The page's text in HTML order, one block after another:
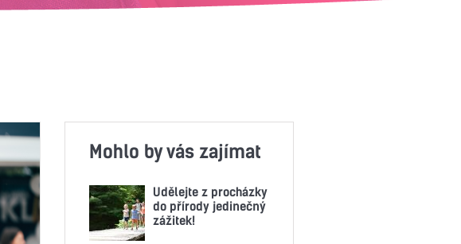
Mohlo by vás zajímat
Udělejte z procházky
do přírody jedinečný
zážitek!